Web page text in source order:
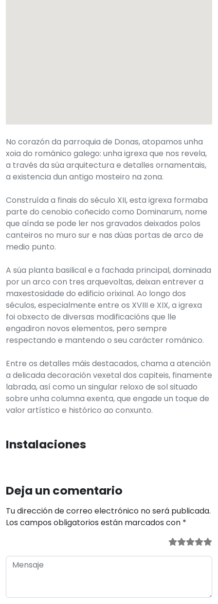
No corazón da parroquia de Donas, atopamos unha
xoia do románico galego: unha igrexa que nos revela,
a través da súa arquitectura e detalles ornamentais,
a existencia dun antigo mosteiro na zona.
Construída a finais do século XII, esta igrexa formaba
parte do cenobio coñecido como Dominarum, nome
que aínda se pode ler nos gravados deixados polos
canteiros no muro sur e nas dúas portas de arco de
medio punto.
A súa planta basilical e a fachada principal, dominada
por un arco con tres arquevoltas, deixan entrever a
maxestosidade do edificio orixinal. Ao longo dos
séculos, especialmente entre os XVIII e XIX, a igrexa
foi obxecto de diversas modificacións que lle
engadiron novos elementos, pero sempre
respectando e mantendo o seu carácter románico.
Entre os detalles máis destacados, chama a atención
a delicada decoración vexetal dos capiteis, finamente
labrada, así como un singular reloxo de sol situado
sobre unha columna exenta, que engade un toque de
valor artístico e histórico ao conxunto.
Instalaciones
Deja un comentario
Tu dirección de correo electrónico no será publicada.
Los campos obligatorios están marcados con *